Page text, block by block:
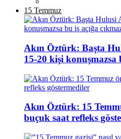
15 Temmuz
Akın Öztürk: Başta
15-20 kişi konuşmazsa
Akın Öztürk: 15
buçuk saat refleks